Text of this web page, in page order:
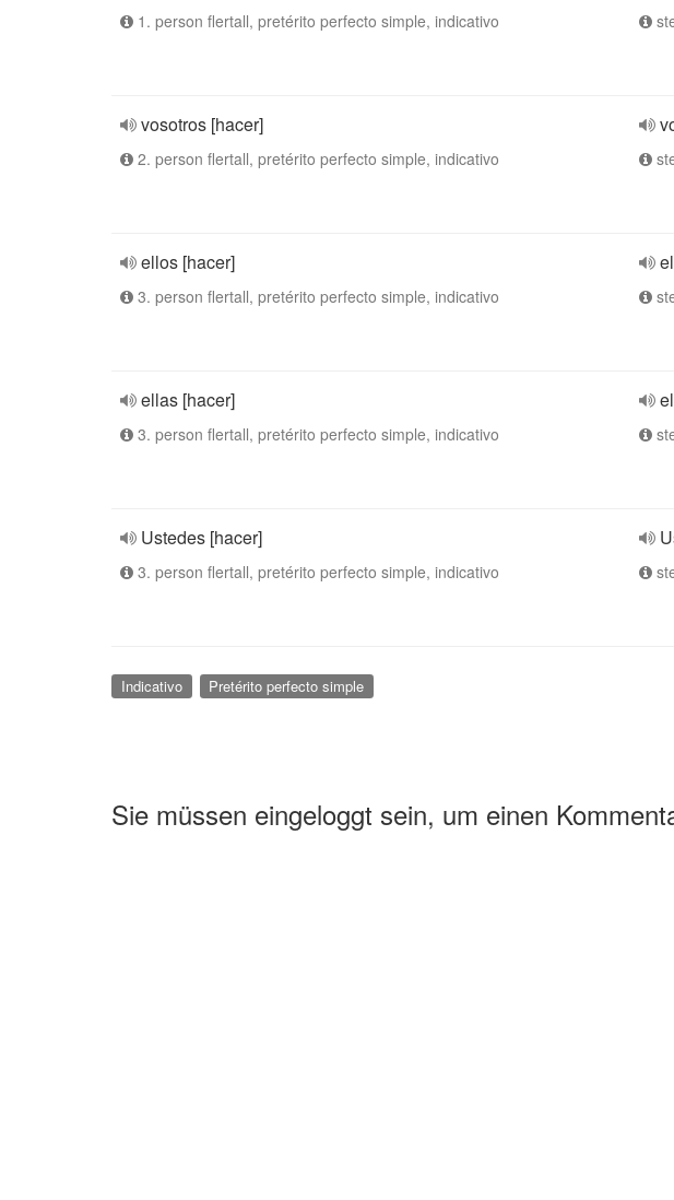
1. person flertall, pretérito perfecto simple, indicativo
vosotros [hacer]
2. person flertall, pretérito perfecto simple, indicativo
ellos [hacer]
3. person flertall, pretérito perfecto simple, indicativo
ellas [hacer]
3. person flertall, pretérito perfecto simple, indicativo
Ustedes [hacer]
3. person flertall, pretérito perfecto simple, indicativo
Indicativo Pretérito perfecto simple
Sie müssen eingeloggt sein, um einen